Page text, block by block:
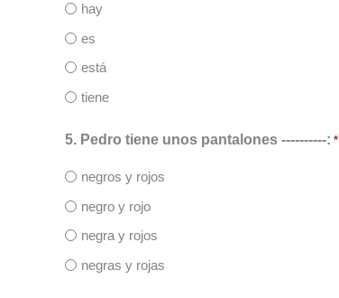
hay
es
está
tiene
5. Pedro tiene unos pantalones ----------: *
negros y rojos
negro y rojo
negra y rojos
negras y rojas